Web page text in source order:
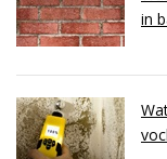
in